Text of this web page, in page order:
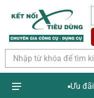
Ưu đãi